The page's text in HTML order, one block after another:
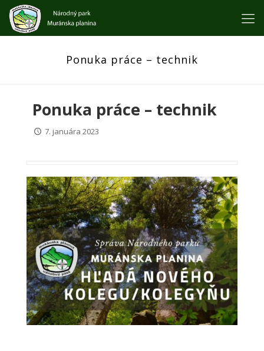
Ponuka práce – technik
Ponuka práce – technik
7. januára 2023